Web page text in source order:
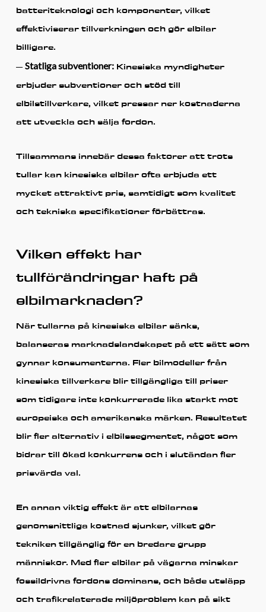
batteriteknologi och komponenter, vilket
effektiviserar tillverkningen och gör elbilar
billigare.
– Statliga subventioner:Kinesiska myndigheter
erbjuder subventioner och stöd till
elbilstillverkare, vilket pressar ner kostnaderna
att utveckla och sälja fordon.
Tillsammans innebär dessa faktorer att trots
tullar kan kinesiska elbilar ofta erbjuda ett
mycket attraktivt pris, samtidigt som kvalitet
och tekniska specifikationer förbättras.
Vilken effekt har
tullförändringar haft på
elbilmarknaden?
När tullarna på kinesiska elbilar sänks,
balanseras marknadslandskapet på ett sätt som
gynnar konsumenterna. Fler bilmodeller från
kinesiska tillverkare blir tillgängliga till priser
som tidigare inte konkurrerade lika starkt mot
europeiska och amerikanska märken. Resultatet
blir fler alternativ i elbilssegmentet, något som
bidrar till ökad konkurrens och i slutändan fler
prisvärda val.
En annan viktig effekt är att elbilarnas
genomsnittliga kostnad sjunker, vilket gör
tekniken tillgänglig för en bredare grupp
människor. Med fler elbilar på vägarna minskar
fossildrivna fordons dominans, och både utsläpp
och trafikrelaterade miljöproblem kan på sikt